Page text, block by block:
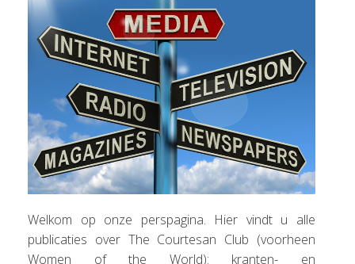
Welkom op onze perspagina. Hier vindt u alle
publicaties over The Courtesan Club (voorheen
Women of the World): kranten- en